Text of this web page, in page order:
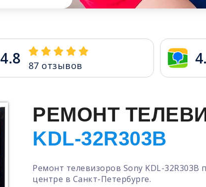
4.8 87 отзывов
РЕМОНТ
KDL-32R303B
Ремонт телевизоров Sony KDL-
центре в Санкт-Петербурге.